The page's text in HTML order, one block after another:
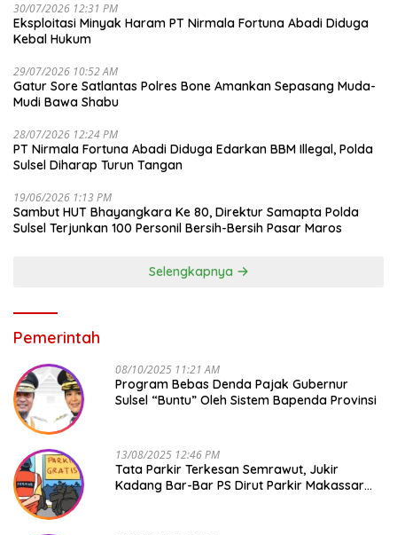
30/07/2026 12:31 PM
Eksploitasi Minyak Haram PT Nirmala Fortuna Abadi Diduga
Kebal Hukum
29/07/2026 10:52 AM
Gatur Sore Satlantas Polres Bone Amankan Sepasang Muda-
Mudi Bawa Shabu
28/07/2026 12:24 PM
PT Nirmala Fortuna Abadi Diduga Edarkan BBM Illegal, Polda
Sulsel Diharap Turun Tangan
19/06/2026 1:13 PM
Sambut HUT Bhayangkara Ke 80, Direktur Samapta Polda
Sulsel Terjunkan 100 Personil Bersih-Bersih Pasar Maros
Selengkapnya
Pemerintah
08/10/2025 11:21 AM
Program Bebas Denda Pajak Gubernur
Sulsel “Buntu” Oleh Sistem Bapenda Provinsi
13/08/2025 12:46 PM
Tata Parkir Terkesan Semrawut, Jukir
Kadang Bar-Bar PS Dirut Parkir Makassar